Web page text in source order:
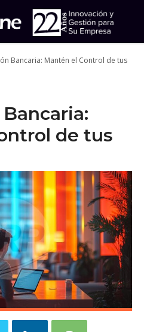
Bancaria: Mantén el Control de tus
de tus